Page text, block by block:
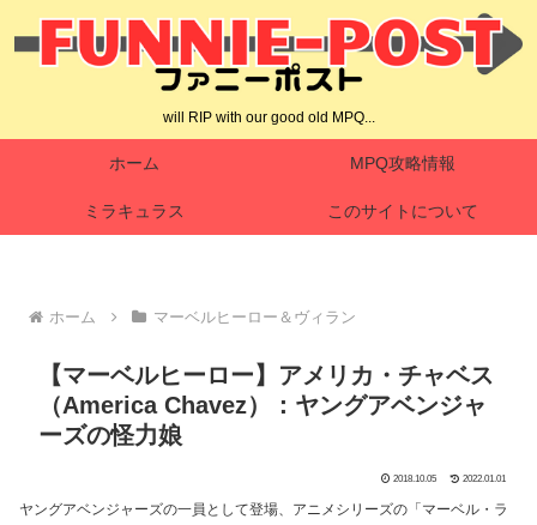
will RIP with our good old MPQ...
ホーム MPQ攻略情報
ミラキュラス このサイトについて
ホーム マーベルヒーロー＆ヴィラン
【マーベルヒーロー】アメリカ・チャベス
（America Chavez）：ヤングアベンジャ
ーズの怪力娘
2018.10.05 2022.01.01
ヤングアベンジャーズの一員として登場、アニメシリーズの「マーベル・ラ